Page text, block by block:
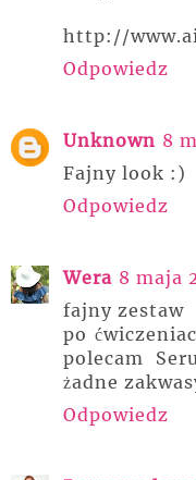
http://
Odpowiedz
Unknown 8
Fajny look :)
Odpowiedz
Wera 8 maja
fajny zestaw
po
polecam
żadne
Odpowiedz